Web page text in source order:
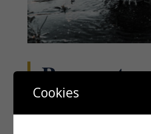
Respuesta
distracción
Cookies